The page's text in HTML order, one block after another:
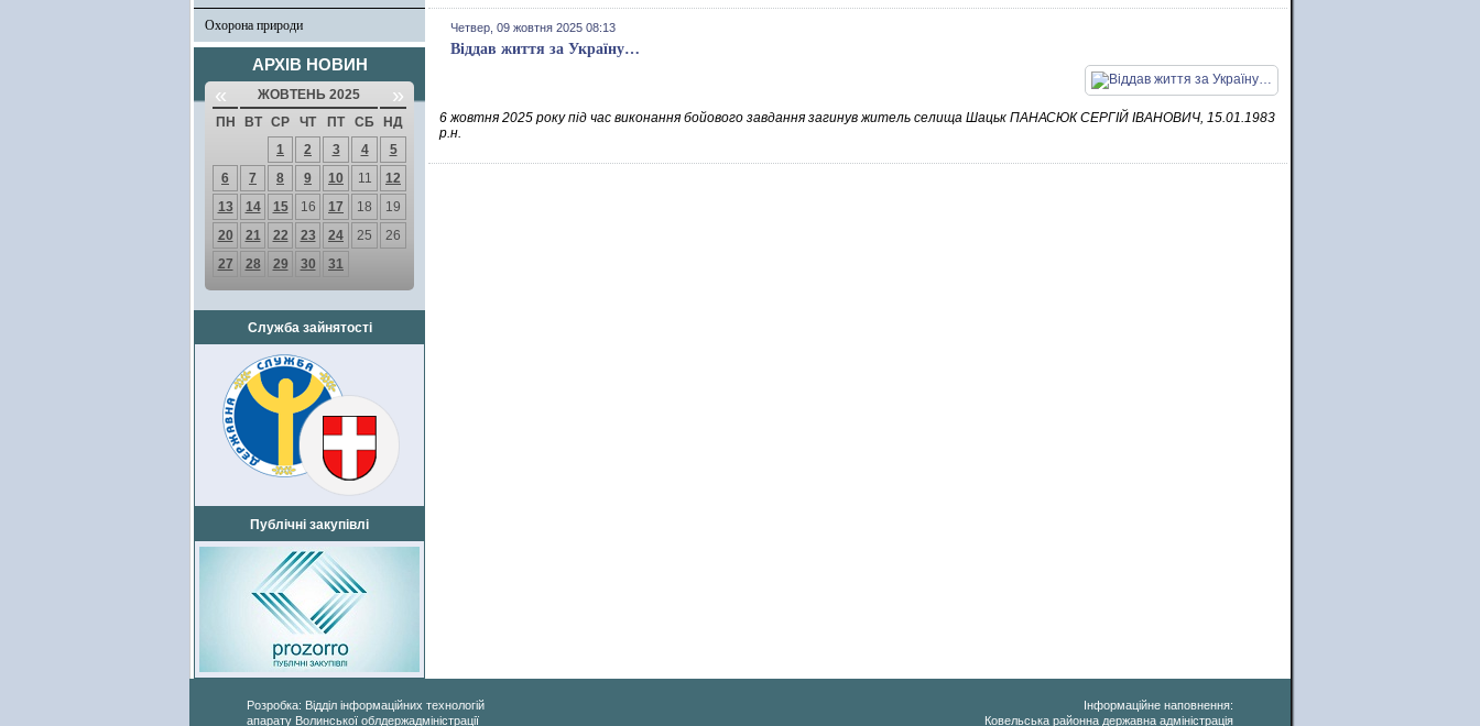
Охорона природи
АРХІВ НОВИН
« ЖОВТЕНЬ 2025 »
ПН ВТ СР ЧТ ПТ СБ
НД
1
2 3 4
5
6
7 8 9 10 11
12
13
14 15 16 17 18
19
20
21 22 23 24 25
26
27
28 29 30 31
Служба зайнятості
Публічні закупівлі
Четвер, 09 жовтня 2025 08:13
Віддав життя за Україну…
6 жовтня 2025 року під час виконання бойового завдання загинув житель селища Шацьк ПАНАСЮК СЕРГІЙ ІВАНОВИЧ, 15.01.1983
р.н.
Розробка: Відділ інформаційних технологій
апарату Волинської облдержадміністрації
Інформаційне наповнення:
Ковельська районна державна адміністрація